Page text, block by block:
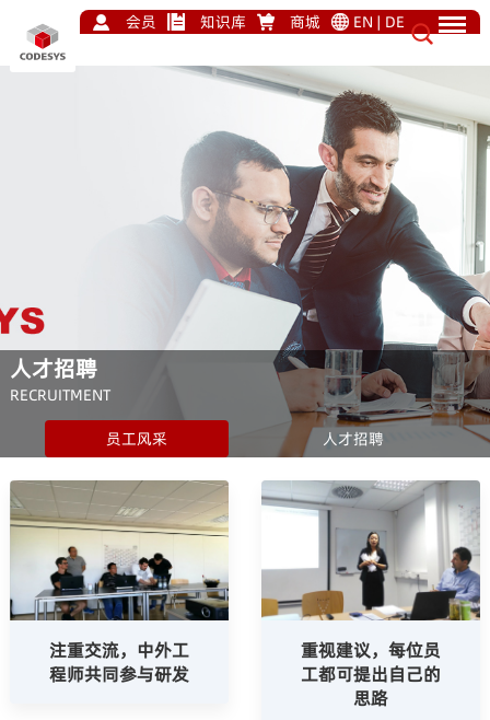
会员 知识库 商城 EN | DE
人才招聘
RECRUITMENT
员工风采
人才招聘
注重交流，中外工
程师共同参与研发
重视建议，每位员
工都可提出自己的
思路